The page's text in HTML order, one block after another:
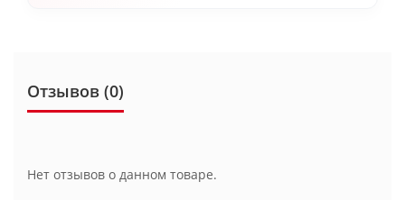
Отзывов (0)
Нет отзывов о данном товаре.